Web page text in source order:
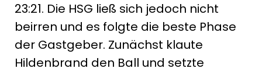
23:21. Die HSG ließ sich jedoch nicht
beirren und es folgte die beste Phase
der Gastgeber. Zunächst klaute
Hildenbrand den Ball und setzte